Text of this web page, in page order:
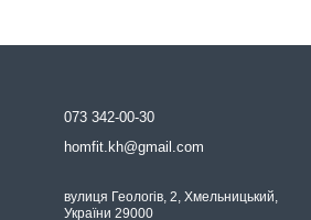
073 342-00-30
homfit.kh@gmail.com
вулиця Геологів, 2, Хмельницький,
України 29000